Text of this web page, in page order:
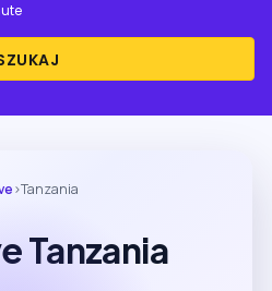
›Tanzania
Tanzania